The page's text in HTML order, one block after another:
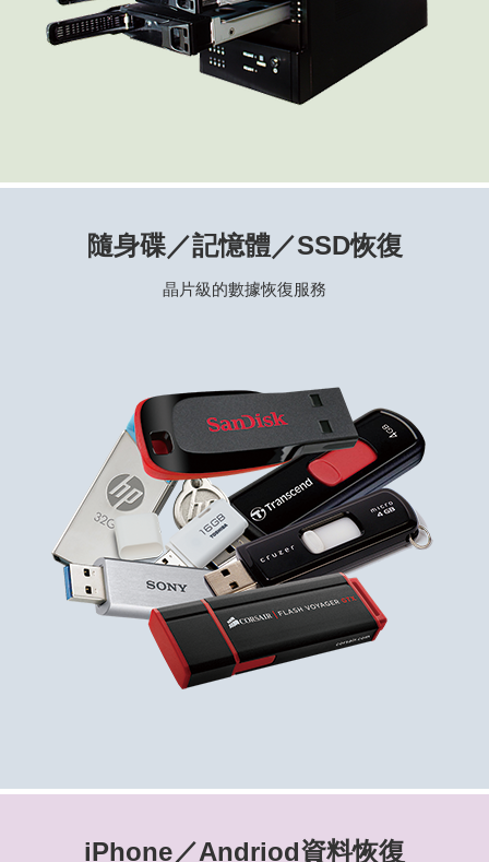
隨身碟／記憶體／SSD恢復
晶片級的數據恢復服務
iPhone／Andriod資料恢復